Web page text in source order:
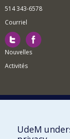
514 343-6578
Courriel
Nouvelles
Activités
Comment
UdeM